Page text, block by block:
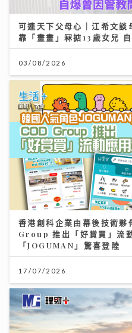
可連天下父母心｜江希文
靠「畫畫」冧掂13歲女兒
03/08/2026
香港創科企業由幕後技術
Group 推出「好賞買」流
「JOGUMAN」驚喜登陸
17/07/2026